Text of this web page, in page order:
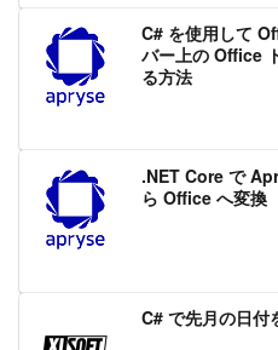
C# を使用して
バー上の Office
る方法
.NET Core で
ら Office へ変換
C# で先月の日付